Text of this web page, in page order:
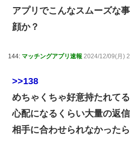
アプリでこんなスムーズな
顔か？
144: マッチングアプリ速報 2024/12/09(月)
>>138
めちゃくちゃ好意持たれて
心配になるくらい大量の返
相手に合わせられなかった